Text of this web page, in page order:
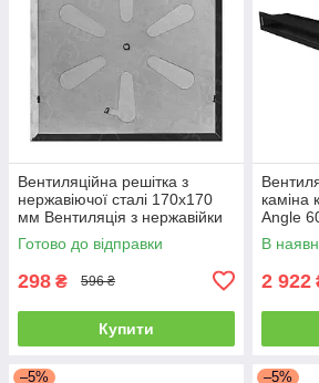
Вентиляційна решітка з
нержавіючої сталі 170x170
мм Вентиляція з нержавійки
для печі
Готово до відправки
298 ₴ 596 ₴
Купити
каміна
Angle
В
2 922
–5% –5%